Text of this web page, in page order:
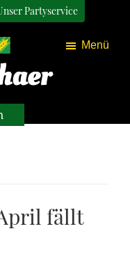
Partyservice
Menü
fällt